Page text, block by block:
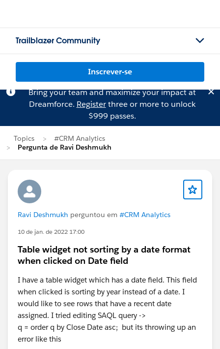
Trailblazer Community
Inscrever-se
Bring your team and maximize your impact at
Dreamforce. Registerthree or more to unlock
$999 passes.
Topics
#CRM Analytics
Pergunta de Ravi Deshmukh
Ravi Deshmukh perguntou em #CRM Analytics
10 de jan. de 2022 17:00
Table widget not sorting by a date format
when clicked on Date field
I have a table widget which has a date field. This field
when clicked is sorting by year instead of a date. I
would like to see rows that have a recent date
assigned. I tried editing SAQL query ->
q = order q by Close Date asc; but its throwing up an
error like this